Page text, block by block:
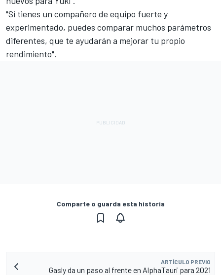
"Si tienes un compañero de equipo fuerte y
experimentado, puedes comparar muchos parámetros
diferentes, que te ayudarán a mejorar tu propio
rendimiento".
Comparte o guarda esta historia
ARTÍCULO PREVIO
Gasly da un paso al frente en AlphaTauri para 2021